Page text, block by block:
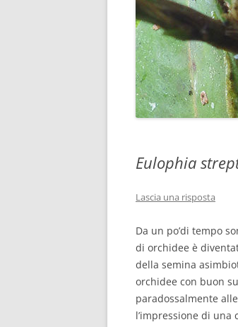
Eulophia
Lascia una risposta
Da un po’di tempo
di orchidee è
della semina
orchidee con buon
paradossalmente
l’impressione di